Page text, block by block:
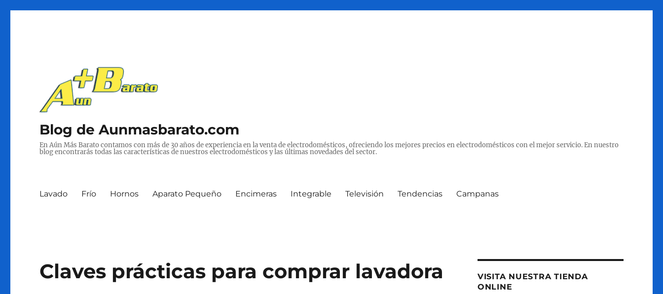
Blog de Aunmasbarato.com
En Aún Más Barato contamos con más de 30 años de experiencia en la venta de electrodomésticos, ofreciendo los mejores precios en electrodomésticos con el mejor servicio. En nuestro
blog encontrarás todas las características de nuestros electrodomésticos y las últimas novedades del sector.
Lavado Frío Hornos Aparato Pequeño Encimeras Integrable Televisión Tendencias Campanas
Claves prácticas para comprar lavadora
VISITA NUESTRA TIENDA
ONLINE